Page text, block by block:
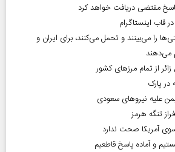
مقتضی دریافت خواهد کرد
قاب اینستاگرام
را می‌بینند و تحمل می‌کنند، برای ایران و
می‌دهند
علیه نیروهای سعودی
آمریکا صحت ندارد
و آماده پاسخ قاطعیم